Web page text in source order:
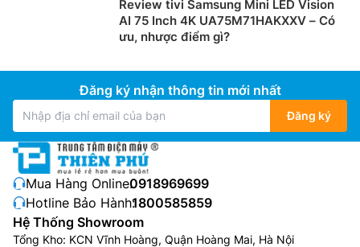
Review tivi Samsung Mini LED Vision
AI 75 Inch 4K UA75M71HAKXXV – Có
ưu, nhược điểm gì?
Đăng ký nhận thông tin mới nhất
Đăng ký
Mua Hàng Online:0918969699
Hotline Bảo Hành:1800585859
Hệ Thống Showroom
Tổng Kho: KCN Vĩnh Hoàng, Quận Hoàng Mai, Hà Nội